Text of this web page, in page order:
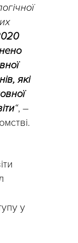
які
“, –
у